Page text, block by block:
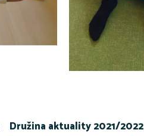
Družina aktuality 2021/2022